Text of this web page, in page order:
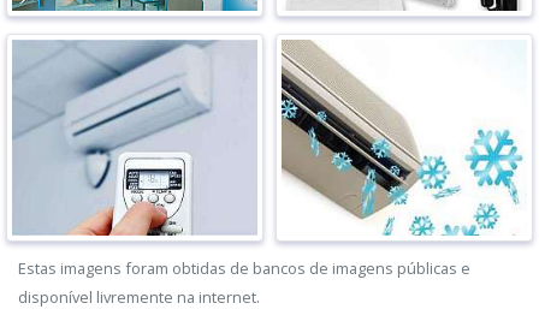
Estas imagens foram obtidas de bancos de imagens públicas e
disponível livremente na internet.